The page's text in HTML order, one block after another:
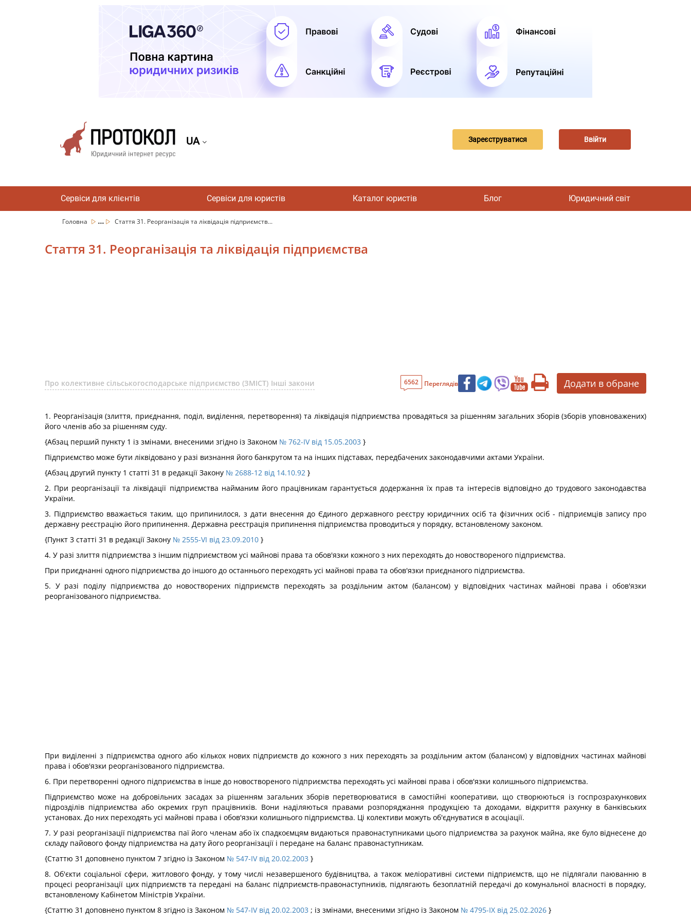
UA Зареєструватися Ввійти
Сервіси для клієнтів Сервіси для юристів Каталог юристів Блог Юридичний світ
Головна ... Стаття 31. Реорганізація та ліквідація підприємств...
Стаття 31. Реорганізація та ліквідація підприємства
Про колективне сільськогосподарське підприємство (ЗМІСТ) Інші закони 6562 Переглядів Додати в обране
1. Реорганізація (злиття, приєднання, поділ, виділення, перетворення) та ліквідація підприємства провадяться за рішенням загальних зборів (зборів уповноважених)
його членів або за рішенням суду.
{Абзац перший пункту 1 із змінами, внесеними згідно із Законом № 762-IV від 15.05.2003 }
Підприємство може бути ліквідовано у разі визнання його банкрутом та на інших підставах, передбачених законодавчими актами України.
{Абзац другий пункту 1 статті 31 в редакції Закону № 2688-12 від 14.10.92 }
2. При реорганізації та ліквідації підприємства найманим його працівникам гарантується додержання їх прав та інтересів відповідно до трудового законодавства
України.
3. Підприємство вважається таким, що припинилося, з дати внесення до Єдиного державного реєстру юридичних осіб та фізичних осіб - підприємців запису про
державну реєстрацію його припинення. Державна реєстрація припинення підприємства проводиться у порядку, встановленому законом.
{Пункт 3 статті 31 в редакції Закону № 2555-VI від 23.09.2010 }
4. У разі злиття підприємства з іншим підприємством усі майнові права та обов'язки кожного з них переходять до новоствореного підприємства.
При приєднанні одного підприємства до іншого до останнього переходять усі майнові права та обов'язки приєднаного підприємства.
5. У разі поділу підприємства до новостворених підприємств переходять за роздільним актом (балансом) у відповідних частинах майнові права і обов'язки
реорганізованого підприємства.
При виділенні з підприємства одного або кількох нових підприємств до кожного з них переходять за роздільним актом (балансом) у відповідних частинах майнові
права і обов'язки реорганізованого підприємства.
6. При перетворенні одного підприємства в інше до новоствореного підприємства переходять усі майнові права і обов'язки колишнього підприємства.
Підприємство може на добровільних засадах за рішенням загальних зборів перетворюватися в самостійні кооперативи, що створюються із госпрозрахункових
підрозділів підприємства або окремих груп працівників. Вони наділяються правами розпоряджання продукцією та доходами, відкриття рахунку в банківських
установах. До них переходять усі майнові права і обов'язки колишнього підприємства. Ці колективи можуть об'єднуватися в асоціації.
7. У разі реорганізації підприємства паї його членам або їх спадкоємцям видаються правонаступниками цього підприємства за рахунок майна, яке було віднесене до
складу пайового фонду підприємства на дату його реорганізації і передане на баланс правонаступникам.
{Статтю 31 доповнено пунктом 7 згідно із Законом № 547-IV від 20.02.2003 }
8. Об'єкти соціальної сфери, житлового фонду, у тому числі незавершеного будівництва, а також меліоративні системи підприємств, що не підлягали паюванню в
процесі реорганізації цих підприємств та передані на баланс підприємств-правонаступників, підлягають безоплатній передачі до комунальної власності в порядку,
встановленому Кабінетом Міністрів України.
{Статтю 31 доповнено пунктом 8 згідно із Законом № 547-IV від 20.02.2003 ; із змінами, внесеними згідно із Законом № 4795-IX від 25.02.2026 }